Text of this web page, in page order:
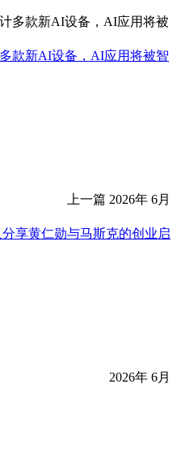
款新AI设备，AI应用将被智
上一篇 2026年 6月
享黄仁勋与马斯克的创业启
2026年 6月